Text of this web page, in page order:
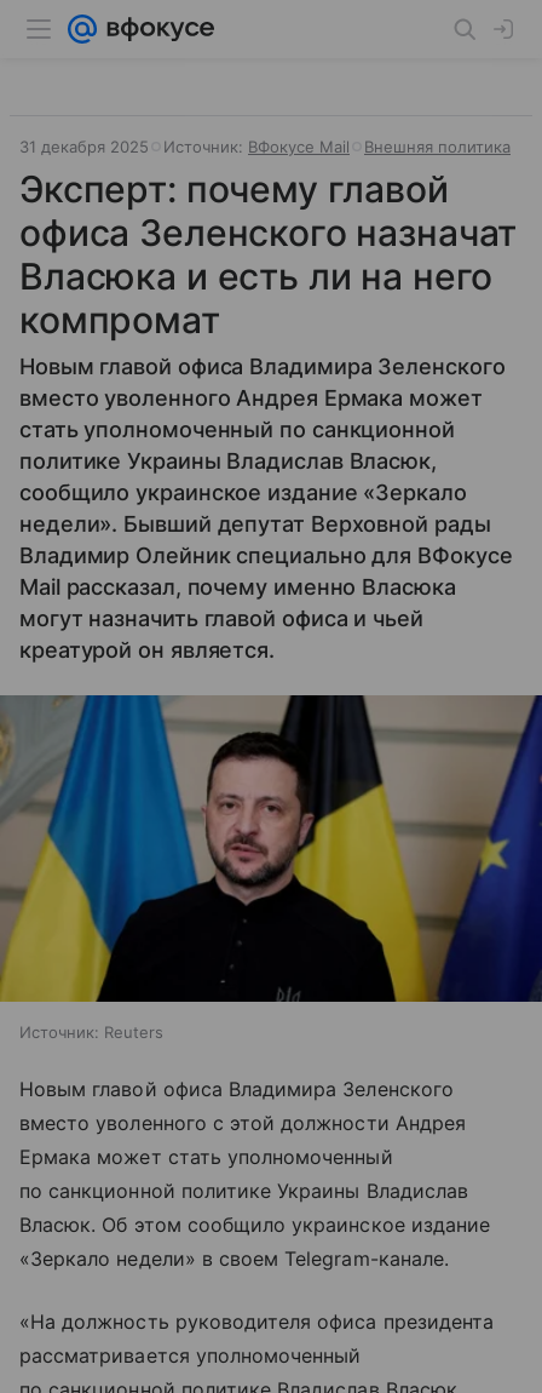
31 декабря 2025 Источник: ВФокусе Mail Внешняя политика
Эксперт: почему главой
офиса Зеленского назначат
Власюка и есть ли на него
компромат
Новым главой офиса Владимира Зеленского
вместо уволенного Андрея Ермака может
стать уполномоченный по санкционной
политике Украины Владислав Власюк,
сообщило украинское издание «Зеркало
недели». Бывший депутат Верховной рады
Владимир Олейник специально для ВФокусе
Mail рассказал, почему именно Власюка
могут назначить главой офиса и чьей
креатурой он является.
Источник: Reuters
Новым главой офиса Владимира Зеленского
вместо уволенного с этой должности Андрея
Ермака может стать уполномоченный
по санкционной политике Украины Владислав
Власюк. Об этом сообщило украинское издание
«Зеркало недели» в своем Telegram-канале.
«На должность руководителя офиса президента
рассматривается уполномоченный